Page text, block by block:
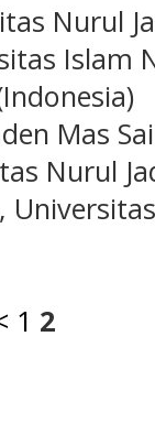
Nurul
Islam
Mas
Nurul
,
1 2